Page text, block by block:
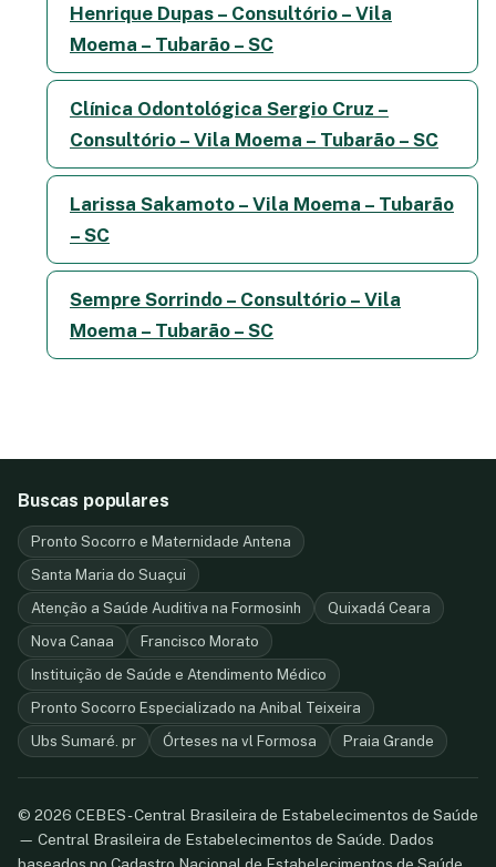
Henrique Dupas – Consultório – Vila
Moema – Tubarão – SC
Clínica Odontológica Sergio Cruz –
Consultório – Vila Moema – Tubarão – SC
Larissa Sakamoto – Vila Moema – Tubarão
– SC
Sempre Sorrindo – Consultório – Vila
Moema – Tubarão – SC
Buscas populares
Pronto Socorro e Maternidade Antena
Santa Maria do Suaçui
Atenção a Saúde Auditiva na Formosinh
Quixadá Ceara
Nova Canaa
Francisco Morato
Instituição de Saúde e Atendimento Médico
Pronto Socorro Especializado na Anibal Teixeira
Ubs Sumaré. pr
Órteses na vl Formosa Praia Grande
© 2026 CEBES - Central Brasileira de Estabelecimentos de Saúde
— Central Brasileira de Estabelecimentos de Saúde. Dados